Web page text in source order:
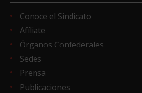
Conoce el Sindicato
Afíliate
Órganos Confederales
Sedes
Prensa
Publicaciones